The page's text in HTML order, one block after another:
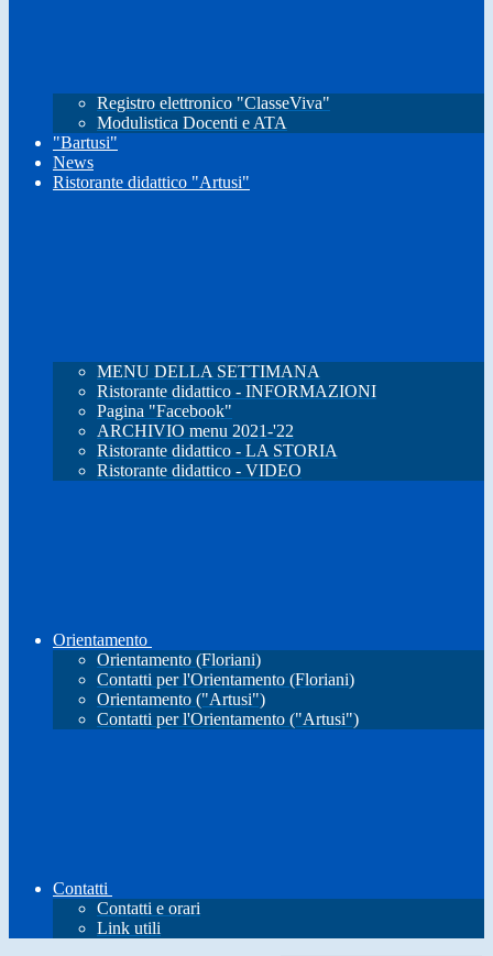
Registro elettronico "ClasseViva"
Modulistica Docenti e ATA
"Bartusi"
News
Ristorante didattico "Artusi"
MENU DELLA SETTIMANA
Ristorante didattico - INFORMAZIONI
Pagina "Facebook"
ARCHIVIO menu 2021-'22
Ristorante didattico - LA STORIA
Ristorante didattico - VIDEO
Orientamento
Orientamento (Floriani)
Contatti per l'Orientamento (Floriani)
Orientamento ("Artusi")
Contatti per l'Orientamento ("Artusi")
Contatti
Contatti e orari
Link utili